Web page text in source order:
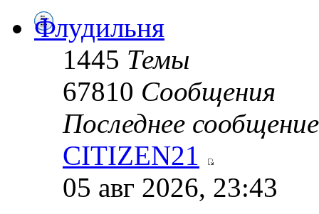
Флудильня
1445 Темы
67810 Сообщения
Последнее сообщение
CITIZEN21
05 авг 2026, 23:43